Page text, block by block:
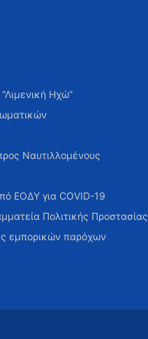
Ηχώ”
Ναυτιλλομένους
ΕΟΔΥ για COVID-19
Πολιτικής Προστασίας
εμπορικών παρόχων